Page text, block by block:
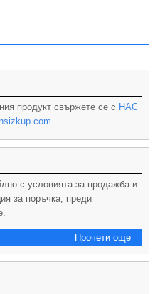
продукт свържете се с НАС
с условията за продажба и
за поръчка, преди
Прочети още